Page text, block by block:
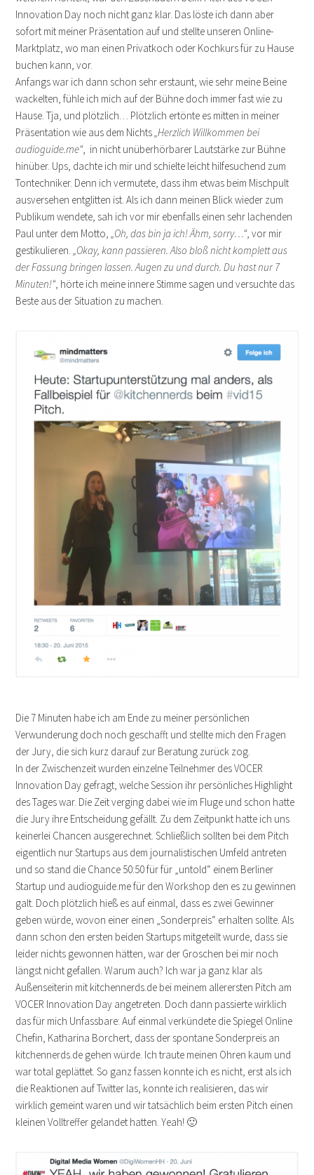
Innovation Day noch nicht ganz klar. Das löste ich dann aber
sofort mit meiner Präsentation auf und stellte unseren Online-
Marktplatz, wo man einen Privatkoch oder Kochkurs für zu Hause
buchen kann, vor.
Anfangs war ich dann schon sehr erstaunt, wie sehr meine Beine
wackelten, fühle ich mich auf der Bühne doch immer fast wie zu
Hause. Tja, und plötzlich… Plötzlich ertönte es mitten in meiner
Präsentation wie aus dem Nichts „Herzlich Willkommen bei
audioguide.me“, in nicht unüberhörbarer Lautstärke zur Bühne
hinüber. Ups, dachte ich mir und schielte leicht hilfesuchend zum
Tontechniker. Denn ich vermutete, dass ihm etwas beim Mischpult
ausversehen entglitten ist. Als ich dann meinen Blick wieder zum
Publikum wendete, sah ich vor mir ebenfalls einen sehr lachenden
Paul unter dem Motto,
„Oh, das bin ja ich! Ähm, sorry…“, vor mir
gestikulieren.
„Okay, kann passieren. Also bloß nicht komplett aus
der Fassung bringen lassen. Augen zu und durch. Du hast nur 7
Minuten!“, hörte ich meine innere Stimme sagen und versuchte das
Beste aus der Situation zu machen.
Die 7 Minuten habe ich am Ende zu meiner persönlichen
Verwunderung doch noch geschafft und stellte mich den Fragen
der Jury, die sich kurz darauf zur Beratung zurück zog.
In der Zwischenzeit wurden einzelne Teilnehmer des VOCER
Innovation Day gefragt, welche Session ihr persönliches Highlight
des Tages war. Die Zeit verging dabei wie im Fluge und schon hatte
die Jury ihre Entscheidung gefällt. Zu dem Zeitpunkt hatte ich uns
keinerlei Chancen ausgerechnet. Schließlich sollten bei dem Pitch
eigentlich nur Startups aus dem journalistischen Umfeld antreten
und so stand die Chance 50:50 für für „untold“ einem Berliner
Startup und audioguide.me für den Workshop den es zu gewinnen
galt. Doch plötzlich hieß es auf einmal, dass es zwei Gewinner
geben würde, wovon einer einen „Sonderpreis“ erhalten sollte. Als
dann schon den ersten beiden Startups mitgeteilt wurde, dass sie
leider nichts gewonnen hätten, war der Groschen bei mir noch
längst nicht gefallen. Warum auch? Ich war ja ganz klar als
Außenseiterin mit kitchennerds.de bei meinem allerersten Pitch am
VOCER Innovation Day angetreten. Doch dann passierte wirklich
das für mich Unfassbare: Auf einmal verkündete die Spiegel Online
Chefin, Katharina Borchert, dass der spontane Sonderpreis an
kitchennerds.de gehen würde. Ich traute meinen Ohren kaum und
war total geplättet. So ganz fassen konnte ich es nicht, erst als ich
die Reaktionen auf Twitter las, konnte ich realisieren, das wir
wirklich gemeint waren und wir tatsächlich beim ersten Pitch einen
kleinen Volltreffer gelandet hatten. Yeah! 🙂